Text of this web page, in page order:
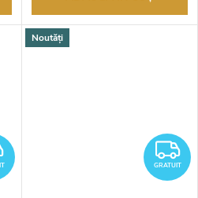
GRATUIT
Noutăți
GRATUIT